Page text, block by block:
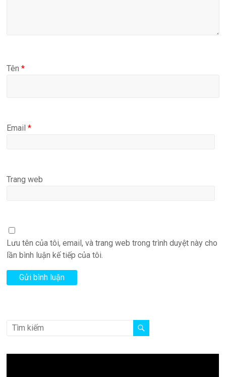
Tên*
Email*
Trang web
Lưu tên của tôi, email, và trang web trong trình duyệt này cho
lần bình luận kế tiếp của tôi.